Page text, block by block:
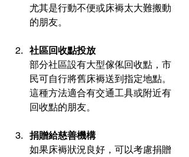
尤其是行動不便或床褥太大難搬動
的朋友。
社區回收點投放
部分社區設有大型傢俬回收點，市
民可自行將舊床褥送到指定地點。
這種方法適合有交通工具或附近有
回收點的朋友。
捐贈給慈善機構
如果床褥狀況良好，可以考慮捐贈